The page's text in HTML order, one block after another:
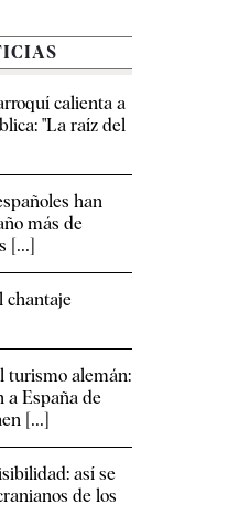
calienta a
"La raíz del
han
más de
[...]
chantaje
turismo alemán:
a España de
[...]
así se
de los